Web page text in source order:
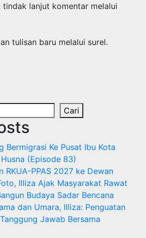
tindak lanjut komentar melalui
tulisan baru melalui surel.
Cari
Bermigrasi Ke Pusat Ibu Kota
(Episode 83)
RKUA-PPAS 2027 ke Dewan
Illiza Ajak Masyarakat Rawat
Budaya Sadar Bencana
dan Umara, Illiza: Penguatan
Jawab Bersama